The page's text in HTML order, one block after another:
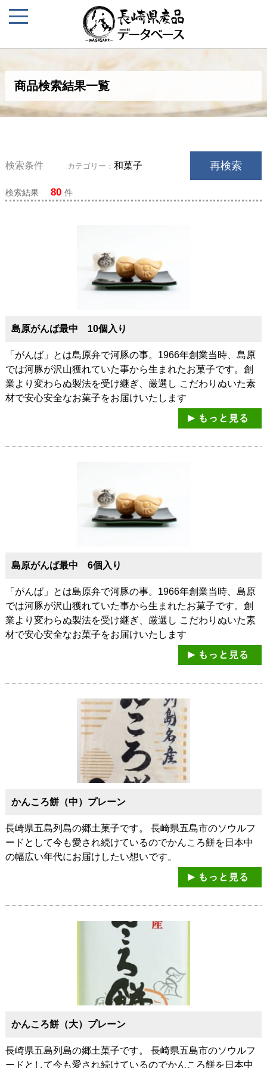
商品検索結果一覧
検索条件 カテゴリー： 和菓子 再検索
検索結果 80 件
島原がんば最中 10個入り
「がんば」とは島原弁で河豚の事。1966年創業当時、島原
では河豚が沢山獲れていた事から生まれたお菓子です。創
業より変わらぬ製法を受け継ぎ、厳選し こだわりぬいた素
材で安心安全なお菓子をお届けいたします
島原がんば最中 6個入り
「がんば」とは島原弁で河豚の事。1966年創業当時、島原
では河豚が沢山獲れていた事から生まれたお菓子です。創
業より変わらぬ製法を受け継ぎ、厳選し こだわりぬいた素
材で安心安全なお菓子をお届けいたします
かんころ餅（中）プレーン
長崎県五島列島の郷土菓子です。 長崎県五島市のソウルフ
ードとして今も愛され続けているのでかんころ餅を日本中
の幅広い年代にお届けしたい想いです。
かんころ餅（大）プレーン
長崎県五島列島の郷土菓子です。 長崎県五島市のソウルフ
ードとして今も愛され続けているのでかんころ餅を日本中